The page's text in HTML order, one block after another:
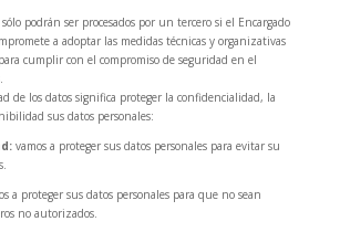
podrán ser procesados por un tercero si el Encargado
a adoptar las medidas técnicas y organizativas
cumplir con el compromiso de seguridad en el
de los datos significa proteger la confidencialidad, la
sus datos personales:
vamos a proteger sus datos personales para evitar su
a proteger sus datos personales para que no sean
no autorizados.